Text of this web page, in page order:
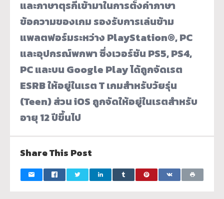
และภาษาตุรกีเข้ามาในการตั้งค่าภาษา
ข้อความของเกม รองรับการเล่นข้าม
แพลตฟอร์มระหว่าง PlayStation®, PC
และอุปกรณ์พกพา ซึ่งเวอร์ชัน PS5, PS4,
PC และบน Google Play ได้ถูกจัดเรต
ESRB ให้อยู่ในเรต T เกมสำหรับวัยรุ่น
(Teen) ส่วน iOS ถูกจัดให้อยู่ในเรตสำหรับ
อายุ 12 ปีขึ้นไป
Share This Post